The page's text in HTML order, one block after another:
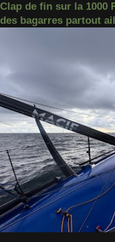
Clap de fin sur la 1000
des bagarres partout